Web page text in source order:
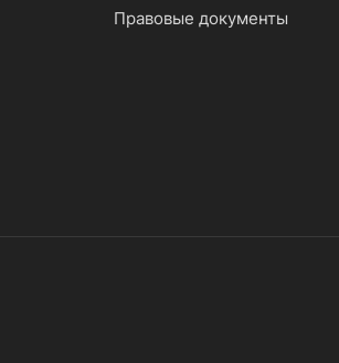
Правовые документы